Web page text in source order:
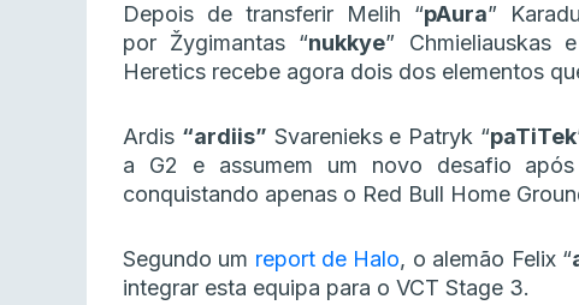
Depois de transferir Melih “pAura”
por Žygimantas “nukkye” Chmieliauskas
Heretics recebe agora dois dos elementos
Ardis “ardiis” Svarenieks e Patryk “paTiTek
a G2 e assumem um novo desafio
conquistando apenas o Red Bull Home
Segundo um report de Halo, o alemão Felix “
integrar esta equipa para o VCT Stage 3.